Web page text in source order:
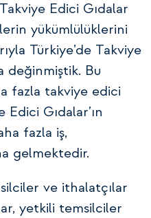
Edici Gıdalar
yükümlülüklerini
Türkiye’de Takviye
değinmiştik. Bu
fazla takviye edici
Edici Gıdalar’ın
fazla iş,
gelmektedir.
ve ithalatçılar
yetkili temsilciler